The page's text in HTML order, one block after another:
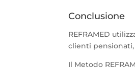
Conclusione
REFRAMED
clienti
Il Metodo